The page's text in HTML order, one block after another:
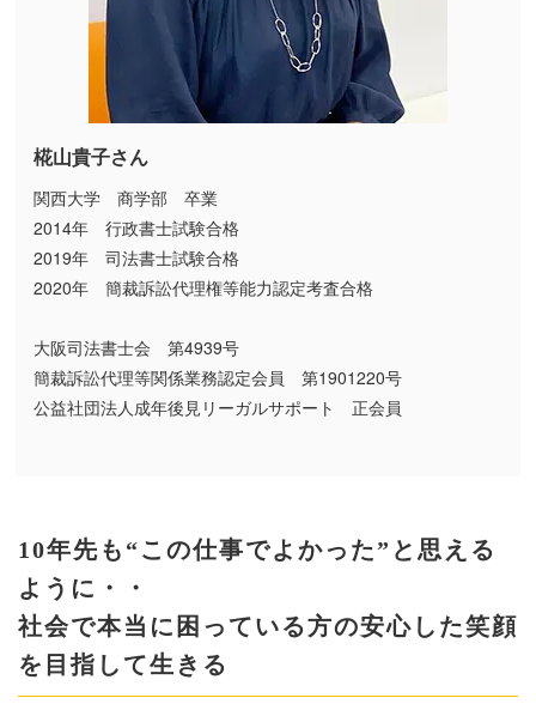
椛山貴子さん
関西大学 商学部 卒業
2014年 行政書士試験合格
2019年 司法書士試験合格
2020年 簡裁訴訟代理権等能力認定考査合格
大阪司法書士会 第4939号
簡裁訴訟代理等関係業務認定会員 第1901220号
公益社団法人成年後見リーガルサポート 正会員
10年先も“この仕事でよかった”と思える
ように・・
社会で本当に困っている方の安心した笑顔
を目指して生きる